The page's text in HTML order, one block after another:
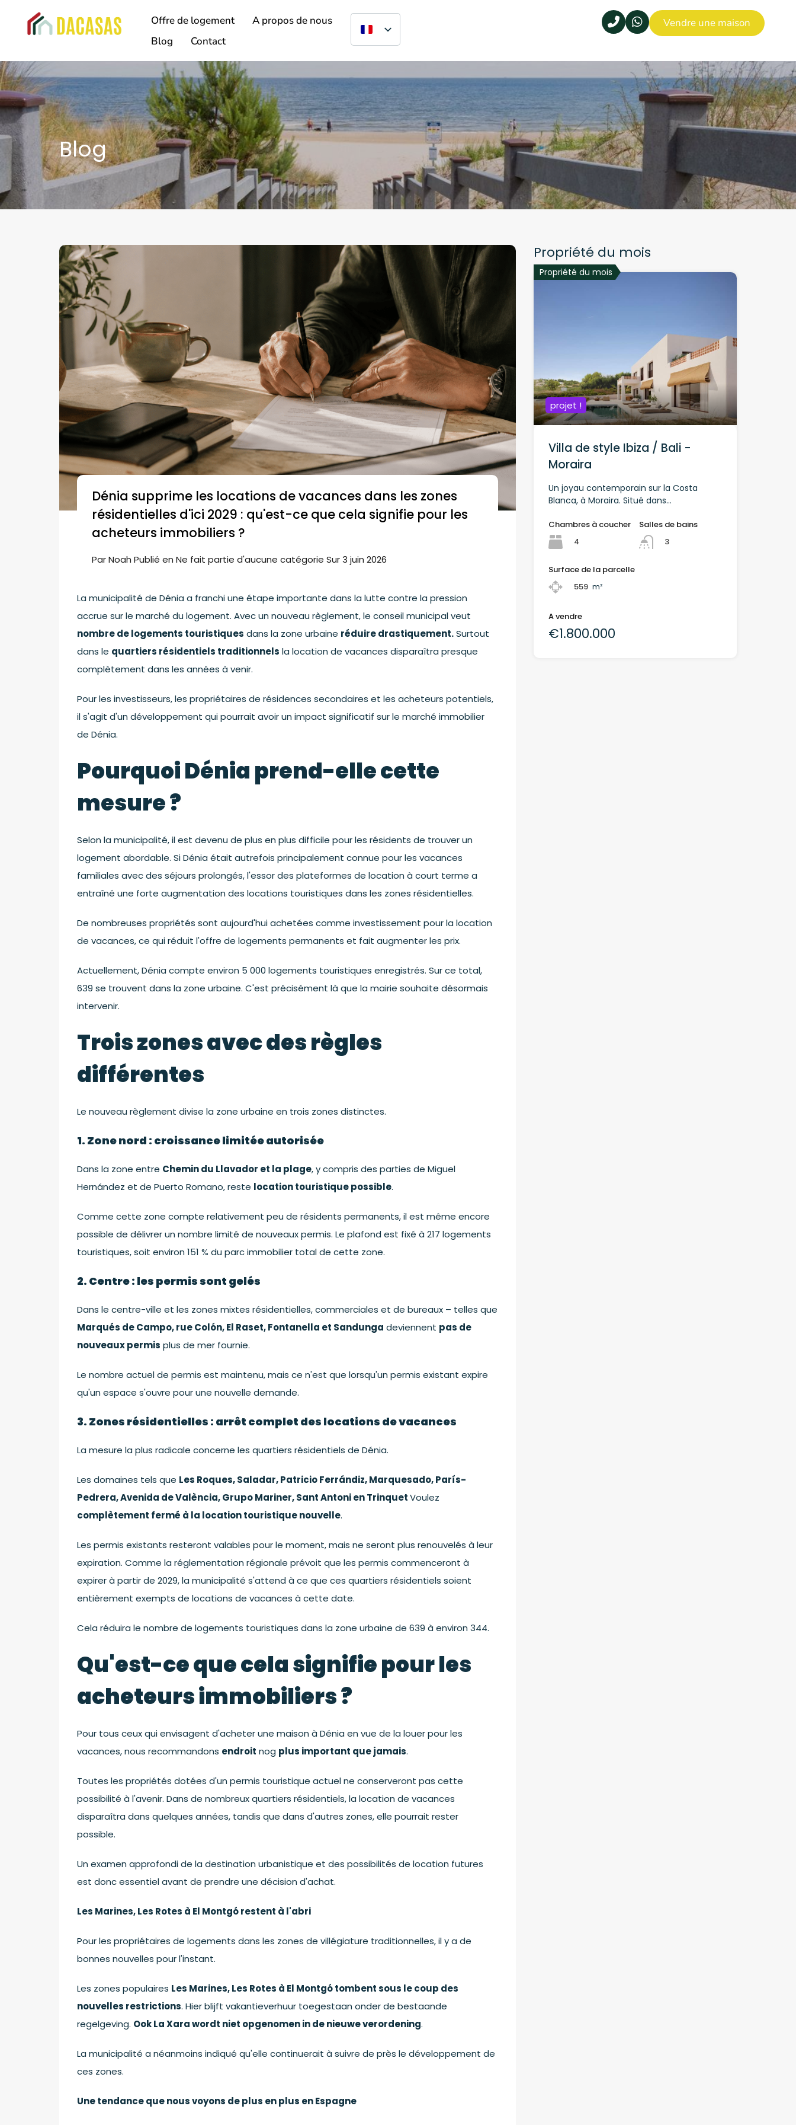
Offre de logement
A propos de nous
Blog
Contact
Vendre une maison
Blog
Dénia supprime les locations de vacances dans les zones
résidentielles d'ici 2029 : qu'est-ce que cela signifie pour les
acheteurs immobiliers ?
ParNoah Publié en Ne fait partie d'aucune catégorie Sur3 juin 2026
La municipalité de Dénia a franchi une étape importante dans la lutte contre la pression
accrue sur le marché du logement. Avec un nouveau règlement, le conseil municipal veut
nombre de logements touristiques dans la zone urbaine réduire drastiquement.Surtout
dans le quartiers résidentiels traditionnels la location de vacances disparaîtra presque
complètement dans les années à venir.
Pour les investisseurs, les propriétaires de résidences secondaires et les acheteurs potentiels,
il s'agit d'un développement qui pourrait avoir un impact significatif sur le marché immobilier
de Dénia.
Pourquoi Dénia prend-elle cette
mesure ?
Selon la municipalité, il est devenu de plus en plus difficile pour les résidents de trouver un
logement abordable. Si Dénia était autrefois principalement connue pour les vacances
familiales avec des séjours prolongés, l'essor des plateformes de location à court terme a
entraîné une forte augmentation des locations touristiques dans les zones résidentielles.
De nombreuses propriétés sont aujourd'hui achetées comme investissement pour la location
de vacances, ce qui réduit l'offre de logements permanents et fait augmenter les prix.
Actuellement, Dénia compte environ 5 000 logements touristiques enregistrés. Sur ce total,
639 se trouvent dans la zone urbaine. C'est précisément là que la mairie souhaite désormais
intervenir.
Trois zones avec des règles
différentes
Le nouveau règlement divise la zone urbaine en trois zones distinctes.
1. Zone nord : croissance limitée autorisée
Dans la zone entre Chemin du Llavador et la plage, y compris des parties de Miguel
Hernández et de Puerto Romano, reste location touristique possible.
Comme cette zone compte relativement peu de résidents permanents, il est même encore
possible de délivrer un nombre limité de nouveaux permis. Le plafond est fixé à 217 logements
touristiques, soit environ 151 % du parc immobilier total de cette zone.
2. Centre : les permis sont gelés
Dans le centre-ville et les zones mixtes résidentielles, commerciales et de bureaux – telles que
Marqués de Campo, rue Colón, El Raset, Fontanella et Sandunga deviennent pas de
nouveaux permis plus de mer fournie.
Le nombre actuel de permis est maintenu, mais ce n'est que lorsqu'un permis existant expire
qu'un espace s'ouvre pour une nouvelle demande.
3. Zones résidentielles : arrêt complet des locations de vacances
La mesure la plus radicale concerne les quartiers résidentiels de Dénia.
Les domaines tels que Les Roques, Saladar, Patricio Ferrándiz, Marquesado, París-
Pedrera, Avenida de València, Grupo Mariner, Sant Antoni en TrinquetVoulez
complètement fermé à la location touristique nouvelle.
Les permis existants resteront valables pour le moment, mais ne seront plus renouvelés à leur
expiration. Comme la réglementation régionale prévoit que les permis commenceront à
expirer à partir de 2029, la municipalité s'attend à ce que ces quartiers résidentiels soient
entièrement exempts de locations de vacances à cette date.
Cela réduira le nombre de logements touristiques dans la zone urbaine de 639 à environ 344.
Qu'est-ce que cela signifie pour les
acheteurs immobiliers ?
Pour tous ceux qui envisagent d'acheter une maison à Dénia en vue de la louer pour les
vacances, nous recommandons endroit nog plus important que jamais.
Toutes les propriétés dotées d'un permis touristique actuel ne conserveront pas cette
possibilité à l'avenir. Dans de nombreux quartiers résidentiels, la location de vacances
disparaîtra dans quelques années, tandis que dans d'autres zones, elle pourrait rester
possible.
Un examen approfondi de la destination urbanistique et des possibilités de location futures
est donc essentiel avant de prendre une décision d'achat.
Les Marines, Les Rotes à El Montgó restent à l'abri
Pour les propriétaires de logements dans les zones de villégiature traditionnelles, il y a de
bonnes nouvelles pour l'instant.
Les zones populaires Les Marines, Les Rotes à El Montgó tombent sous le coup des
nouvelles restrictions. Hier blijft vakantieverhuur toegestaan onder de bestaande
regelgeving. Ook La Xara wordt niet opgenomen in de nieuwe verordening.
La municipalité a néanmoins indiqué qu'elle continuerait à suivre de près le développement de
ces zones.
Une tendance que nous voyons de plus en plus en Espagne
Propriété du mois
Propriété du mois
projet !
Villa de style Ibiza / Bali -
Moraira
Un joyau contemporain sur la Costa
Blanca, à Moraira. Situé dans...
Chambres à coucher
4
Salles de bains
3
Surface de la parcelle
559 m²
A vendre
€1.800.000